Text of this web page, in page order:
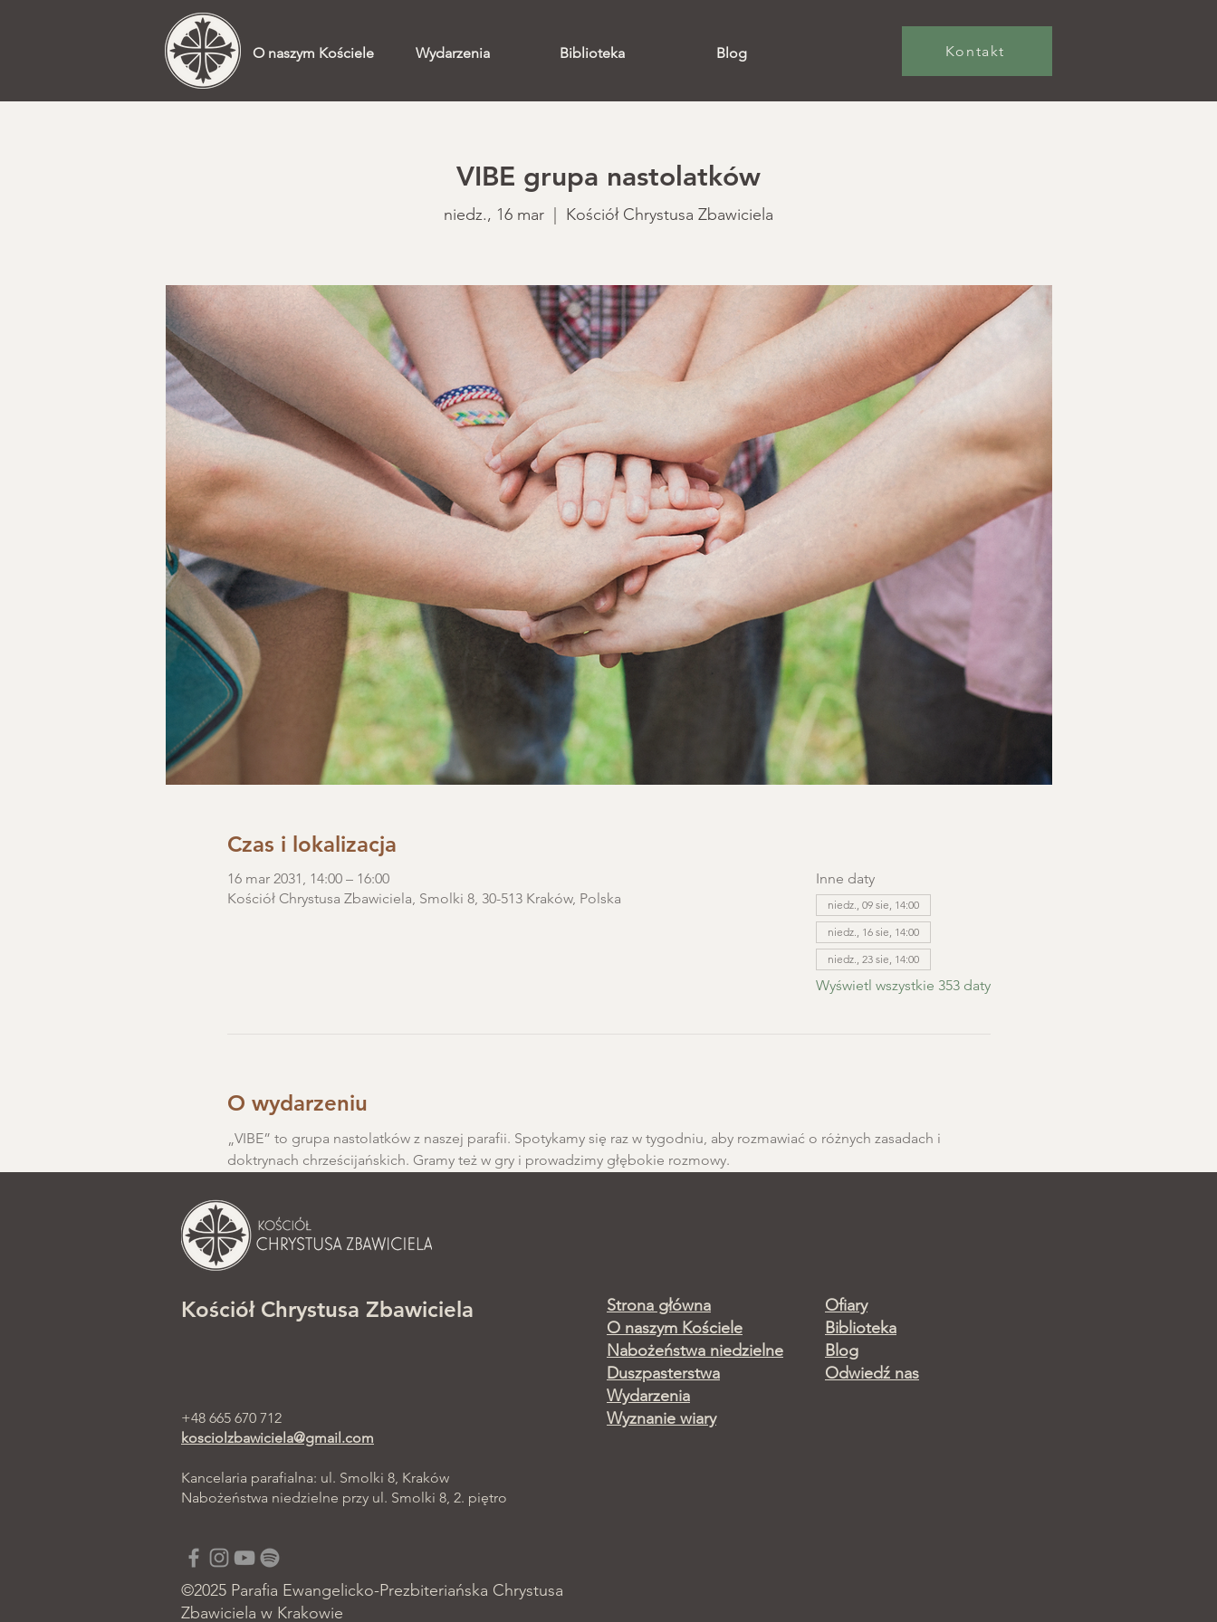
O naszym Kościele Wydarzenia Biblioteka Blog Kontakt
VIBE grupa nastolatków
niedz., 16 mar Kościół Chrystusa Zbawiciela
Czas i lokalizacja
16 mar 2031, 14:00 – 16:00
Kościół Chrystusa Zbawiciela, Smolki 8, 30-513 Kraków, Polska
Inne daty
niedz., 09 sie, 14:00
niedz., 16 sie, 14:00
niedz., 23 sie, 14:00
Wyświetl wszystkie 353 daty
O wydarzeniu
„VIBE” to grupa nastolatków z naszej parafii. Spotykamy się raz w tygodniu, aby rozmawiać o różnych zasadach i
doktrynach chrześcijańskich. Gramy też w gry i prowadzimy głębokie rozmowy.
Kościół Chrystusa Zbawiciela
+48 665 670 712
kosciolzbawiciela@gmail.com
Kancelaria parafialna: ul. Smolki 8, Kraków
Nabożeństwa niedzielne przy ul. Smolki 8, 2. piętro
Strona główna
O naszym Kościele
Nabożeństwa niedzielne
Duszpasterstwa
Wydarzenia
Wyznanie wiary
Ofiary
Biblioteka
Blog
Odwiedź nas
©2025 Parafia Ewangelicko-Prezbiteriańska Chrystusa
Zbawiciela w Krakowie